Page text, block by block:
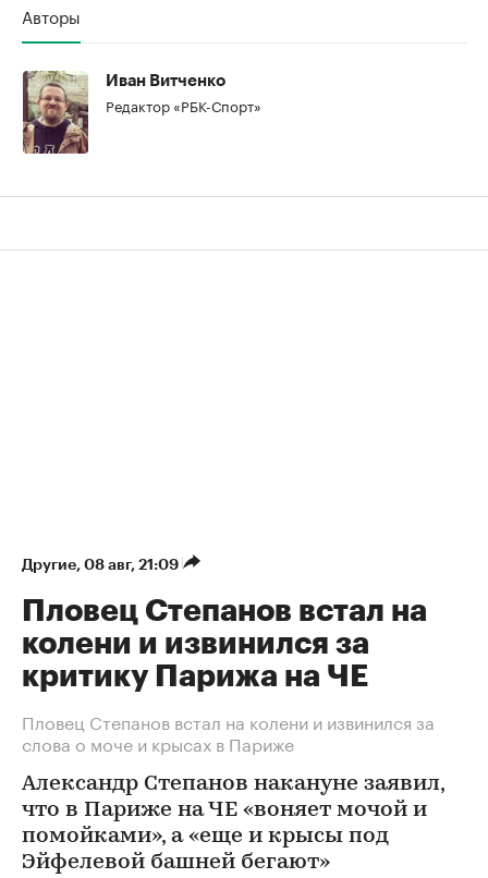
Авторы
Иван Витченко
Редактор «РБК-Спорт»
Другие 08 авг, 21:09
Пловец Степанов встал на
колени и извинился за
критику Парижа на ЧЕ
Пловец Степанов встал на колени и извинился за
слова о моче и крысах в Париже
Александр Степанов накануне заявил,
что в Париже на ЧЕ «воняет мочой и
помойками», а «еще и крысы под
Эйфелевой башней бегают»